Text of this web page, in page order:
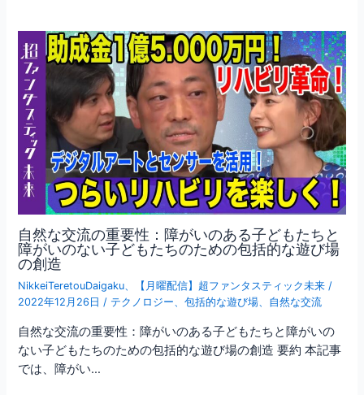
自然な交流の重要性：障がいのある子どもたちと
障がいのない子どもたちのための包括的な遊び場
の創造
NikkeiTeretouDaigaku、 【月曜配信】超ファンタスティック未来 /
2022年12月26日 / テクノロジー、包括的な遊び場、 自然な交流
自然な交流の重要性：障がいのある子どもたちと障がいの
ない子どもたちのための包括的な遊び場の創造 要約 本記事
では、障がい…